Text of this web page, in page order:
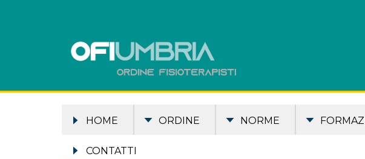
HOME ORDINE NORME
CONTATTI